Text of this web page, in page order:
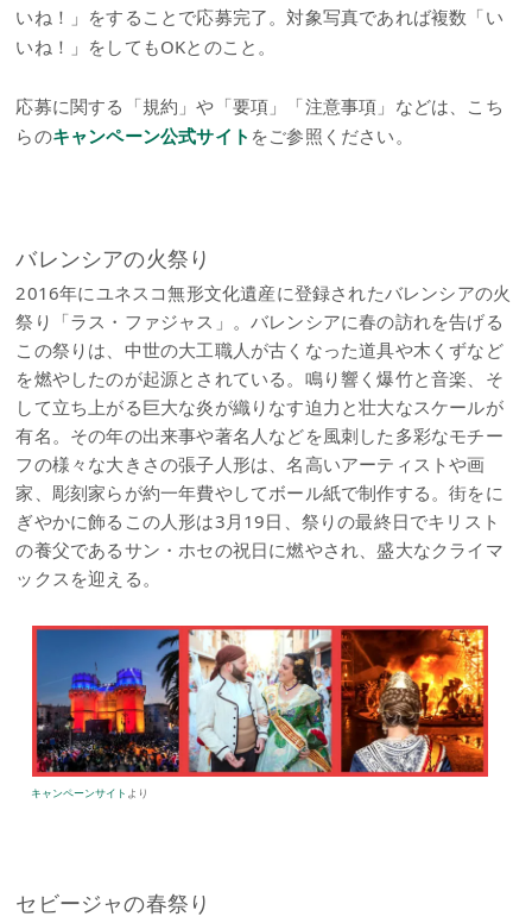
いね！」をすることで応募完了。対象写真であれば複数「い
いね！」をしてもOKとのこと。
応募に関する「規約」や「要項」「注意事項」などは、こち
らのキャンペーン公式サイト をご参照ください。
バレンシアの火祭り
2016年にユネスコ無形文化遺産に登録されたバレンシアの火
祭り「ラス・ファジャス」。バレンシアに春の訪れを告げる
この祭りは、中世の大工職人が古くなった道具や木くずなど
を燃やしたのが起源とされている。鳴り響く爆竹と音楽、そ
して立ち上がる巨大な炎が織りなす迫力と壮大なスケールが
有名。その年の出来事や著名人などを風刺した多彩なモチー
フの様々な大きさの張子人形は、名高いアーティストや画
家、彫刻家らが約一年費やしてボール紙で制作する。街をに
ぎやかに飾るこの人形は3月19日、祭りの最終日でキリスト
の養父であるサン・ホセの祝日に燃やされ、盛大なクライマ
ックスを迎える。
キャンペーンサイト より
セビージャの春祭り